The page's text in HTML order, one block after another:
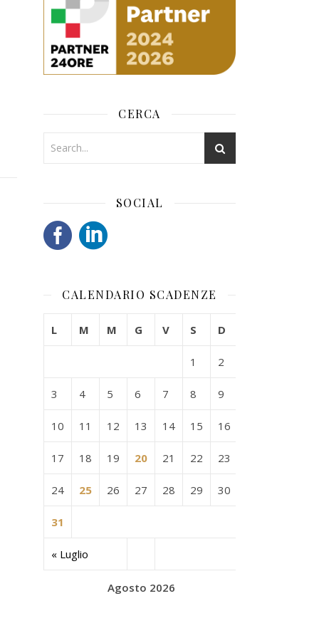
CERCA
SOCIAL
CALENDARIO SCADENZE
Agosto 2026
L M M G V S D
« Luglio
1 2
3 4 5 6 7 8 9
10 11 12 13 14 15 16
17 18 19 20 21 22 23
24 25 26 27 28 29 30
31